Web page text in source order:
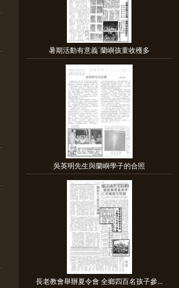
暑期活動有意義˙蘭嶼孩童收穫多
吳英明先生與蘭嶼學子的合照
長老教會舉辦夏令會 全鄉四百名孩子參...